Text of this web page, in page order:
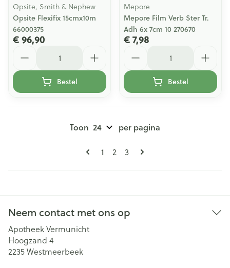
Opsite, Smith & Nephew
Opsite Flexifix 15cmx10m
66000375
€ 96,90
Bestel
Mepore
Mepore Film Verb Ster Tr.
Adh 6x 7cm 10 270670
€ 7,98
Bestel
Pagina's
U lees momenteel pagina
1 Pagina
2 Pagina
3
Toon per pagina
Neem contact met ons op
Apotheek Vermunicht
Hoogzand 4
2235Westmeerbeek